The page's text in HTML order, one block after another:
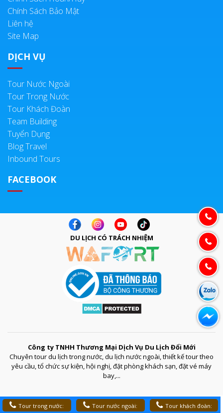
Tour trong nước: Tour nước ngoài: Tour khách đoàn:
Chính Sách Bảo Mật
Liên hệ
Site Map
DỊCH VỤ
Tour Nước Ngoài
Tour Trong Nước
Tour Khách Đoàn
Team Building
Tuyển Dụng
Blog Travel
Inbound Tours
FACEBOOK
DU LỊCH CÓ TRÁCH NHIỆM
Công ty TNHH Thương Mại Dịch Vụ Du Lịch Đổi Mới
Chuyên tour du lịch trong nước, du lịch nước ngoài, thiết kế tour theo
yêu cầu, tổ chức sự kiện, hội nghị, đặt phòng khách sạn, đặt vé máy
bay,...